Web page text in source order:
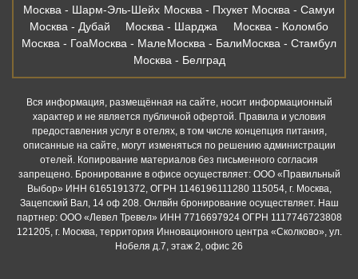
Москва - Шарм-Эль-Шейх Москва - Пхукет Москва - Самуи
Москва - Дубай
Москва - Шарджа
Москва - Коломбо
Москва - ГоаМосква - МалеМосква - БалиМосква - Стамбул
Москва - Белград
Вся информация, размещённая на сайте, носит информационный
характер и не является публичной офертой. Правила и условия
предоставления услуг в отелях, в том числе концепция питания,
описанные на сайте, могут изменяться по решению администрации
отелей. Копирование материалов без письменного согласия
запрещено. Бронирование в офисе осуществляет: ООО «Правильный
Выбор» ИНН 6165191372, ОГРН 1146196111280 115054, г. Москва,
Зацепский Вал, 14 оф 208. Онлвйн бронирование осуществляет. Наш
партнер: ООО «Левел Тревел» ИНН 7716697924 ОГРН 1117746723808
121205, г. Москва, территория Инновационного центра «Сколково», ул.
Нобеля д.7, этаж 2, офис 26